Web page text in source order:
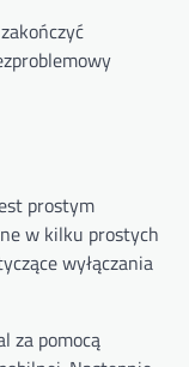
prostym
w kilku prostych
wyłączania
za pomocą